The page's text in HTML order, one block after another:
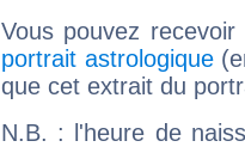
Vous pouvez
portrait astrologique
que cet extrait du
N.B. : l'heure de